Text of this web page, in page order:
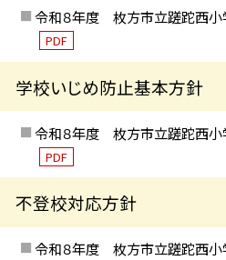
令和８年度 枚方市立蹉跎西小
PDF
学校いじめ防止基本方針
令和８年度 枚方市立蹉跎西小
PDF
不登校対応方針
令和８年度 枚方市立蹉跎西小